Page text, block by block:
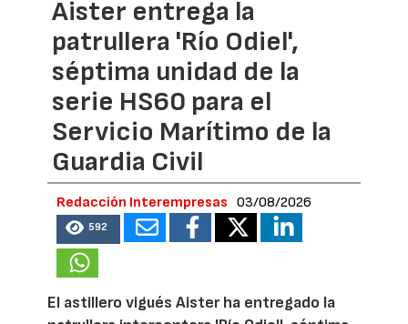
Aister entrega la
patrullera 'Río Odiel',
séptima unidad de la
serie HS60 para el
Servicio Marítimo de la
Guardia Civil
Redacción Interempresas 03/08/2026
592
El astillero vigués Aister ha entregado la